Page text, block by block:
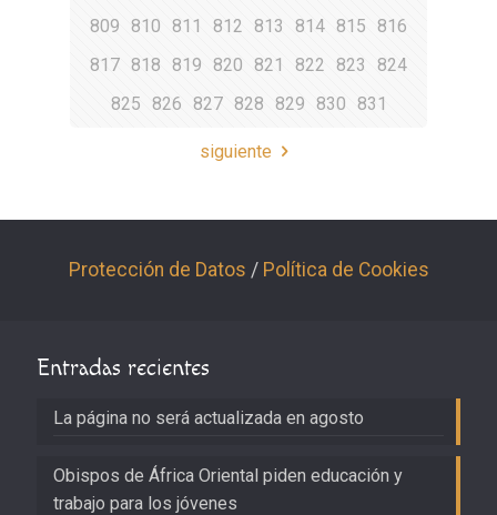
809
810 811 812 813 814 815
816
817 818 819 820 821 822 823
824
825
826 827 828 829 830 831
siguiente
Protección de Datos / Política de Cookies
Entradas recientes
La página no será actualizada en agosto
Obispos de África Oriental piden educación y
trabajo para los jóvenes